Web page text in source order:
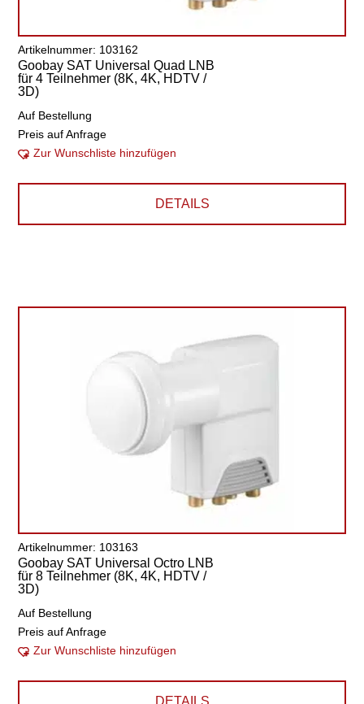
Artikelnummer: 103162
Goobay SAT Universal Quad LNB
für 4 Teilnehmer (8K, 4K, HDTV /
3D)
Auf Bestellung
Preis auf Anfrage
Zur Wunschliste hinzufügen
DETAILS
Artikelnummer: 103163
Goobay SAT Universal Octro LNB
für 8 Teilnehmer (8K, 4K, HDTV /
3D)
Auf Bestellung
Preis auf Anfrage
Zur Wunschliste hinzufügen
DETAILS